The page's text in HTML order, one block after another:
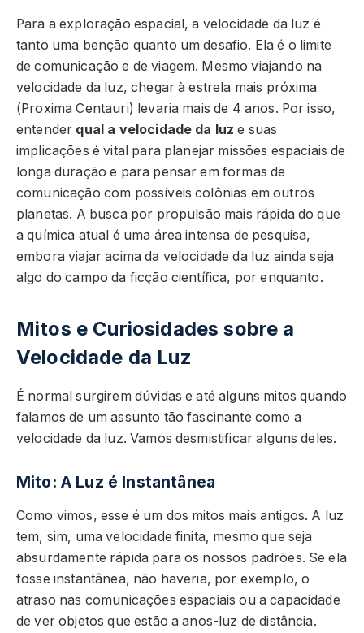
Para a exploração espacial, a velocidade da luz é
tanto uma benção quanto um desafio. Ela é o limite
de comunicação e de viagem. Mesmo viajando na
velocidade da luz, chegar à estrela mais próxima
(Proxima Centauri) levaria mais de 4 anos. Por isso,
entender qual a velocidade da luz e suas
implicações é vital para planejar missões espaciais de
longa duração e para pensar em formas de
comunicação com possíveis colônias em outros
planetas. A busca por propulsão mais rápida do que
a química atual é uma área intensa de pesquisa,
embora viajar acima da velocidade da luz ainda seja
algo do campo da ficção científica, por enquanto.
Mitos e Curiosidades sobre a
Velocidade da Luz
É normal surgirem dúvidas e até alguns mitos quando
falamos de um assunto tão fascinante como a
velocidade da luz. Vamos desmistificar alguns deles.
Mito: A Luz é Instantânea
Como vimos, esse é um dos mitos mais antigos. A luz
tem, sim, uma velocidade finita, mesmo que seja
absurdamente rápida para os nossos padrões. Se ela
fosse instantânea, não haveria, por exemplo, o
atraso nas comunicações espaciais ou a capacidade
de ver objetos que estão a anos-luz de distância.